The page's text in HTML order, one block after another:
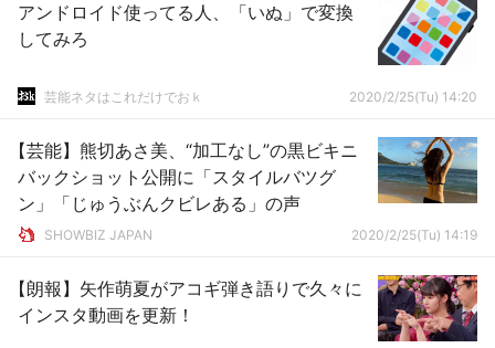
アンドロイド使ってる人、「いぬ」で変換
してみろ
芸能ネタはこれだけでおｋ 2020/2/25(Tu) 14:20
【芸能】熊切あさ美、“加工なし”の黒ビキニ
バックショット公開に「スタイルバツグ
ン」「じゅうぶんクビレある」の声
SHOWBIZ JAPAN 2020/2/25(Tu) 14:19
【朗報】矢作萌夏がアコギ弾き語りで久々に
インスタ動画を更新！